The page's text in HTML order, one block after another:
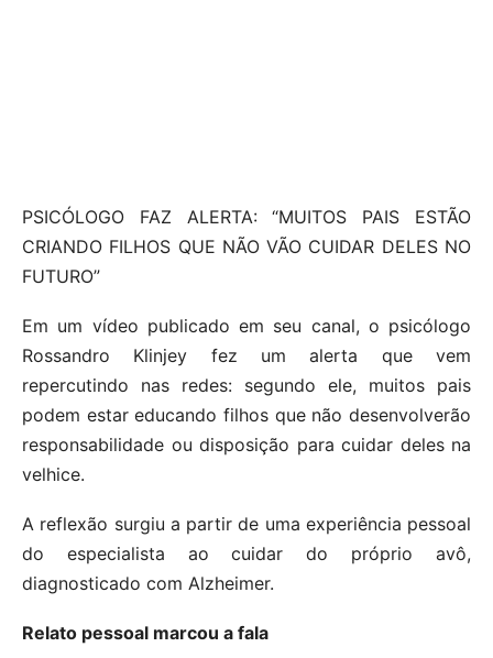
PSICÓLOGO FAZ ALERTA: “MUITOS PAIS ESTÃO
CRIANDO FILHOS QUE NÃO VÃO CUIDAR DELES NO
FUTURO”
Em um vídeo publicado em seu canal, o psicólogo
Rossandro Klinjey fez um alerta que vem
repercutindo nas redes: segundo ele, muitos pais
podem estar educando filhos que não desenvolverão
responsabilidade ou disposição para cuidar deles na
velhice.
A reflexão surgiu a partir de uma experiência pessoal
do especialista ao cuidar do próprio avô,
diagnosticado com Alzheimer.
Relato pessoal marcou a fala